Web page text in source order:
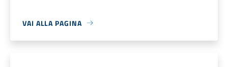
VAI ALLA PAGINA